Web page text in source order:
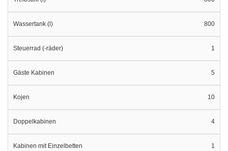
Wassertank (l) 800
Steuerrad (-räder) 1
Gäste Kabinen 5
Kojen 10
Doppelkabinen 4
Kabinen mit Einzelbetten 1